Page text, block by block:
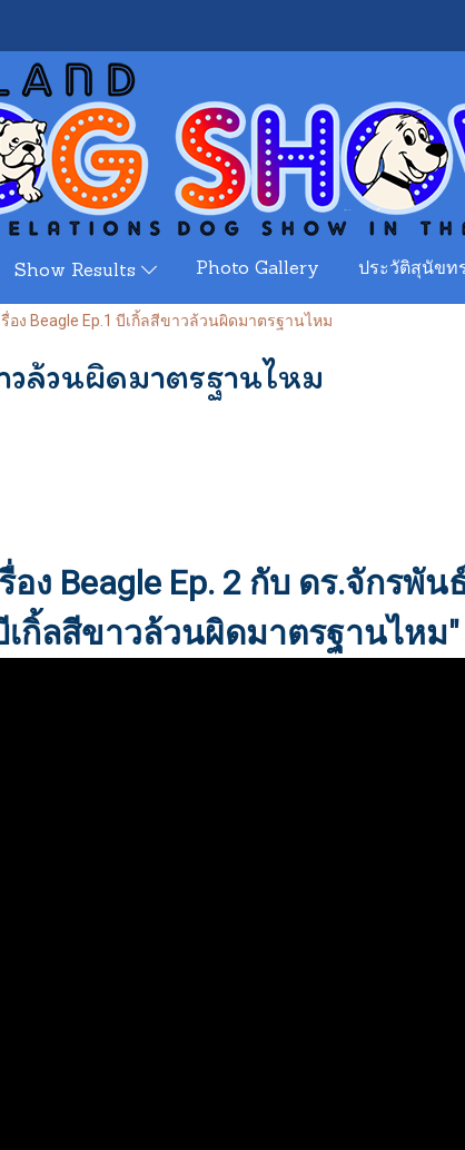
Show Results Photo Gallery ประวัติสุนัขทร
รื่อง Beagle Ep.1 บีเกิ้ลสีขาวล้วนผิดมาตรฐานไหม
วล้วนผิดมาตรฐานไหม
รื่อง Beagle Ep. 2 กับ ดร.จักรพั
เกิ้ลสีขาวล้วนผิดมาตรฐานไหม"